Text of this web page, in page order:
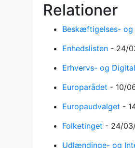
Relationer
Beskæftigelses- og
Enhedslisten - 24/
Erhvervs- og
Europarådet - 10/
Europaudvalget -
Folketinget - 24/
Udlændinge- og